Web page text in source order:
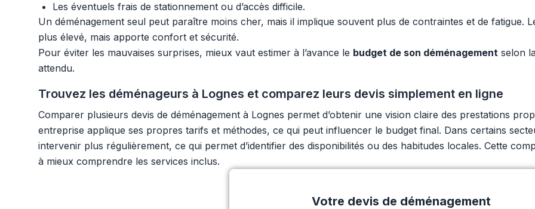
Les éventuels frais de stationnement ou d’accès difficile.
Un déménagement seul peut paraître moins cher, mais il implique souvent plus de contraintes et de
plus élevé, mais apporte confort et sécurité.
Pour éviter les mauvaises surprises, mieux vaut estimer à l’avance le budget de son déménagement selon
attendu.
Trouvez les déménageurs à Lognes et comparez leurs devis simplement en ligne
Comparer plusieurs devis de déménagement à Lognes permet d’obtenir une vision claire des prestations
entreprise applique ses propres tarifs et méthodes, ce qui peut influencer le budget final. Dans certains
intervenir plus régulièrement, ce qui permet d’identifier des disponibilités ou des habitudes locales. Cette
à mieux comprendre les services inclus.
Votre devis de déménagement